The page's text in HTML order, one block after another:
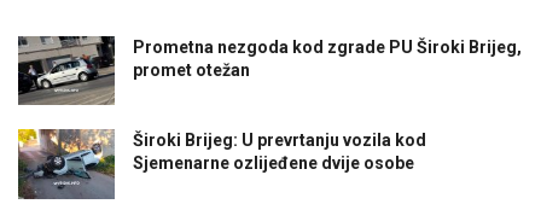
Prometna nezgoda kod zgrade PU Široki Brijeg,
promet otežan
Široki Brijeg: U prevrtanju vozila kod
Sjemenarne ozlijeđene dvije osobe